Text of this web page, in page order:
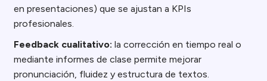
en presentaciones) que se ajustan a KPIs
profesionales.
Feedback cualitativo: la corrección en tiempo real o
mediante informes de clase permite mejorar
pronunciación, fluidez y estructura de textos.